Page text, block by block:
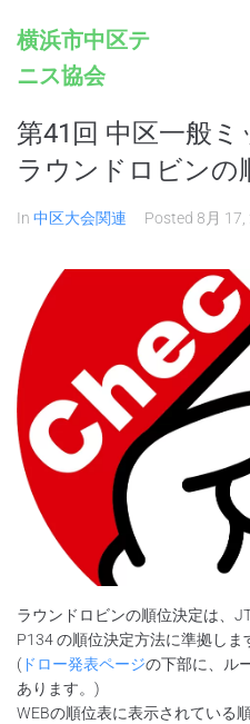
横浜市中区テ
ニス協会
第41回 中区一般
ラウンドロビンの
In 中区大会関連 Posted 8月 17,
ラウンドロビンの順位決定は、
P134 の順位決定方法に準拠しま
( ドロー発表ページの下部に、ル
あります。)
WEBの順位表に表示されている